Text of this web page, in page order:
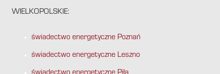
WIELKOPOLSKIE:
świadectwo energetyczne Poznań
świadectwo energetyczne Leszno